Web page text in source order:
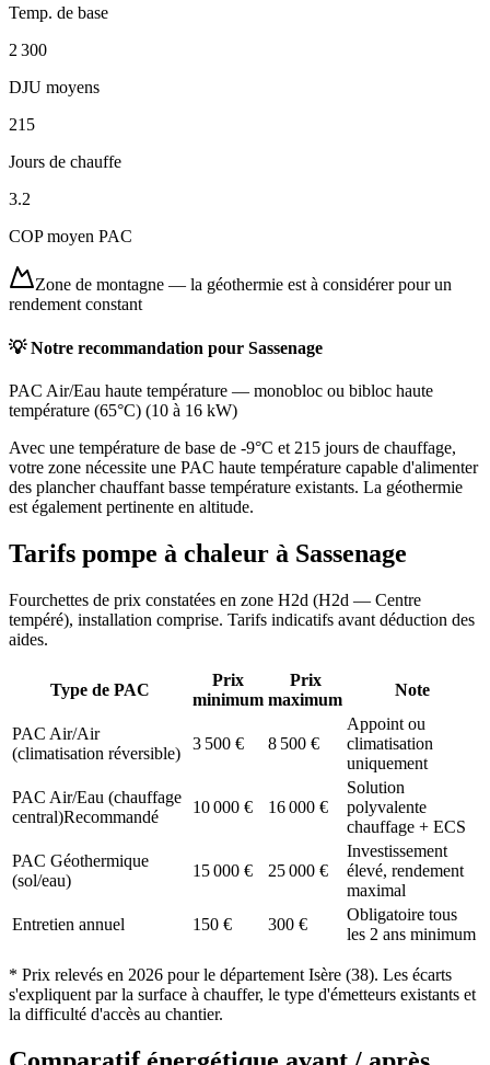
Temp. de base
2 300
DJU moyens
215
Jours de chauffe
3.2
COP moyen PAC
Zone de montagne — la géothermie est à considérer pour un
rendement constant
💡 Notre recommandation pour Sassenage
PAC Air/Eau haute température — monobloc ou bibloc haute
température (65°C) (10 à 16 kW)
Avec une température de base de -9°C et 215 jours de chauffage,
votre zone nécessite une PAC haute température capable d'alimenter
des plancher chauffant basse température existants. La géothermie
est également pertinente en altitude.
Tarifs pompe à chaleur à Sassenage
Fourchettes de prix constatées en zone H2d (H2d — Centre
tempéré), installation comprise. Tarifs indicatifs avant déduction des
aides.
Type de PAC
Prix
minimum
Prix
maximum
Note
PAC Air/Air
(climatisation réversible)
3 500 € 8 500 €
Appoint ou
climatisation
uniquement
PAC Air/Eau (chauffage
central)Recommandé
10 000 € 16 000 €
Solution
polyvalente
chauffage + ECS
PAC Géothermique
(sol/eau)
15 000 € 25 000 €
Investissement
élevé, rendement
maximal
Entretien annuel
150 € 300 €
Obligatoire tous
les 2 ans minimum
* Prix relevés en 2026 pour le département Isère (38). Les écarts
s'expliquent par la surface à chauffer, le type d'émetteurs existants et
la difficulté d'accès au chantier.